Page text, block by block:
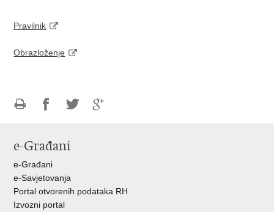
Pravilnik
Obrazloženje
FacebookuTwitteru
e-Građani
e-Građani
e-Savjetovanja
Portal otvorenih podataka RH
Izvozni portal